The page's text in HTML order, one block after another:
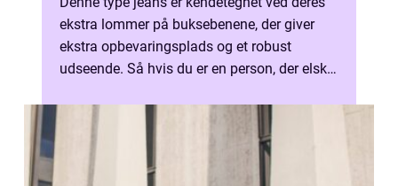
ekstra lommer på buksebenene, der giver
ekstra opbevaringsplads og et robust
udseende. Så hvis du er en person, der elsker